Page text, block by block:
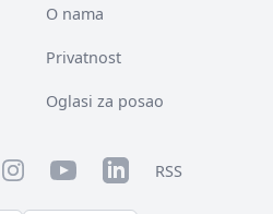
O nama
Privatnost
Oglasi za posao
InstagramYouTubeLinkedInRSS